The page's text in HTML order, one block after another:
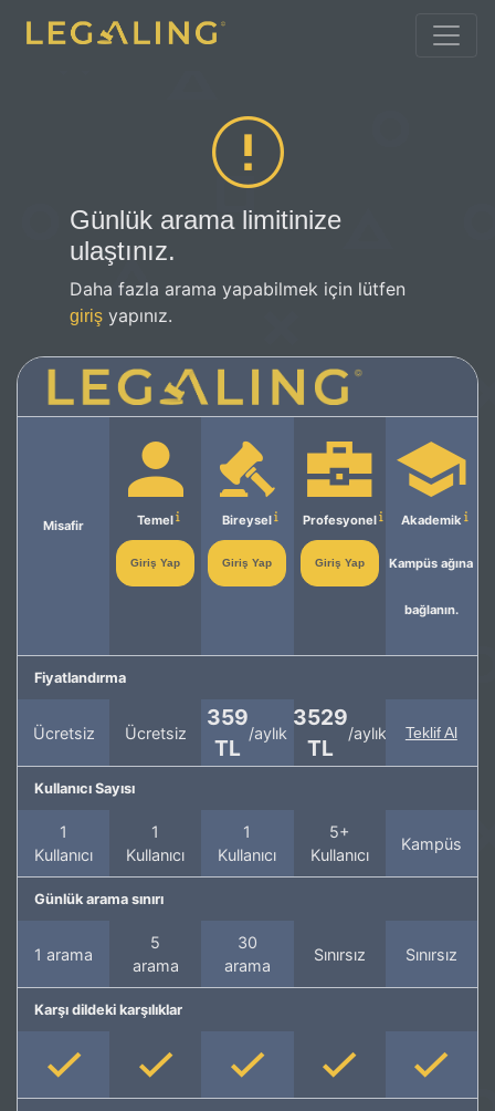
Günlük arama limitinize
ulaştınız.
Daha fazla arama yapabilmek için lütfen
giriş yapınız.
Misafir Temel
Giriş Yap
Bireysel
Giriş Yap
Profesyonel
Giriş Yap
Akademik
Kampüs ağına
bağlanın.
Fiyatlandırma
Ücretsiz Ücretsiz
359
TL
/aylık
3529
TL
/aylık Teklif Al
Kullanıcı Sayısı
1
Kullanıcı
1
Kullanıcı
1
Kullanıcı
5+
Kullanıcı
Kampüs
Günlük arama sınırı
1 arama
5
arama
30
arama
Sınırsız Sınırsız
Karşı dildeki karşılıklar